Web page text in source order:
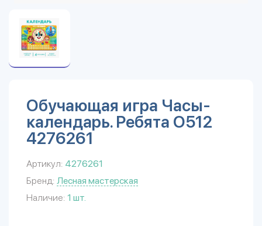
Обучающая игра Часы-
календарь. Ребята О512
4276261
Артикул: 4276261
Бренд: Лесная мастерская
Наличие: 1 шт.